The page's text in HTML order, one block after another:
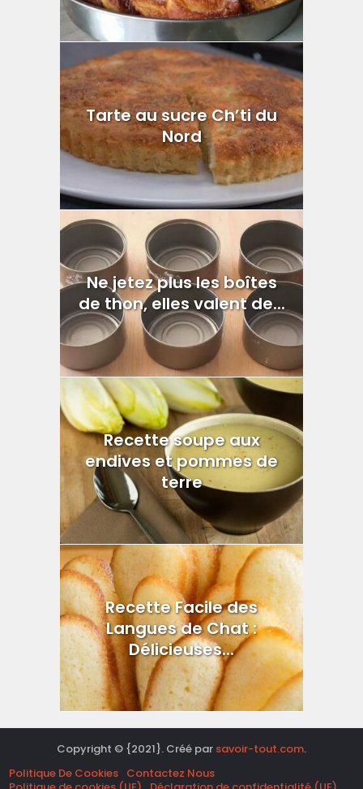
Tarte au sucre Ch’ti du
Nord
Ne jetez plus les boîtes
de thon, elles valent de...
Recette soupe aux
endives et pommes de
terre
Recette Facile des
Langues de Chat :
Délicieuses...
Copyright © {2021}. Créé par savoir-tout.com.
Politique De Cookies Contactez Nous